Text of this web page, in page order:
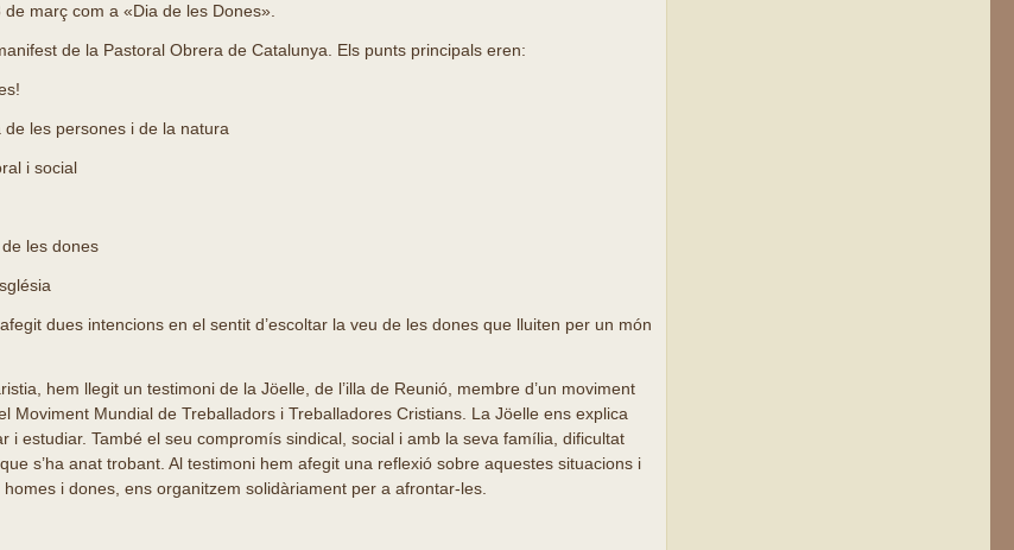
març com a «Dia de les Dones».
de la Pastoral Obrera de Catalunya. Els punts principals eren:
les persones i de la natura
i social
les dones
dues intencions en el sentit d’escoltar la veu de les dones que lluiten per un món
hem llegit un testimoni de la Jöelle, de l’illa de Reunió, membre d’un moviment
Moviment Mundial de Treballadors i Treballadores Cristians. La Jöelle ens explica
i estudiar. També el seu compromís sindical, social i amb la seva família, dificultat
s’ha anat trobant. Al testimoni hem afegit una reflexió sobre aquestes situacions i
i dones, ens organitzem solidàriament per a afrontar-les.